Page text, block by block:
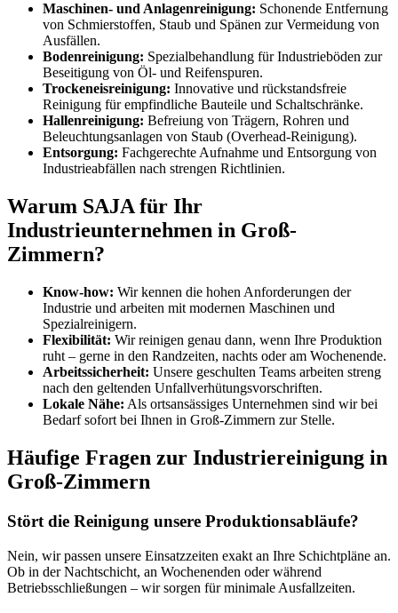
Maschinen- und Anlagenreinigung: Schonende Entfernung
von Schmierstoffen, Staub und Spänen zur Vermeidung von
Ausfällen.
Bodenreinigung: Spezialbehandlung für Industrieböden zur
Beseitigung von Öl- und Reifenspuren.
Trockeneisreinigung: Innovative und rückstandsfreie
Reinigung für empfindliche Bauteile und Schaltschränke.
Hallenreinigung: Befreiung von Trägern, Rohren und
Beleuchtungsanlagen von Staub (Overhead-Reinigung).
Entsorgung: Fachgerechte Aufnahme und Entsorgung von
Industrieabfällen nach strengen Richtlinien.
Warum SAJA für Ihr
Industrieunternehmen in Groß-
Zimmern?
Know-how: Wir kennen die hohen Anforderungen der
Industrie und arbeiten mit modernen Maschinen und
Spezialreinigern.
Flexibilität: Wir reinigen genau dann, wenn Ihre Produktion
ruht – gerne in den Randzeiten, nachts oder am Wochenende.
Arbeitssicherheit: Unsere geschulten Teams arbeiten streng
nach den geltenden Unfallverhütungsvorschriften.
Lokale Nähe: Als ortsansässiges Unternehmen sind wir bei
Bedarf sofort bei Ihnen in Groß-Zimmern zur Stelle.
Häufige Fragen zur Industriereinigung in
Groß-Zimmern
Stört die Reinigung unsere Produktionsabläufe?
Nein, wir passen unsere Einsatzzeiten exakt an Ihre Schichtpläne an.
Ob in der Nachtschicht, an Wochenenden oder während
Betriebsschließungen – wir sorgen für minimale Ausfallzeiten.